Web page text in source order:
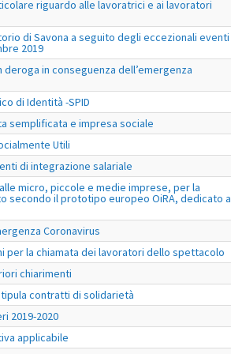
riguardo alle lavoratrici e ai lavoratori
di Savona a seguito degli eccezionali eventi
2019
in conseguenza dell’emergenza
di Identità -SPID
semplificata e impresa sociale
Utili
di integrazione salariale
micro, piccole e medie imprese, per la
secondo il prototipo europeo OiRA, dedicato
Coronavirus
per la chiamata dei lavoratori dello spettacolo
chiarimenti
contratti di solidarietà
2019-2020
applicabile